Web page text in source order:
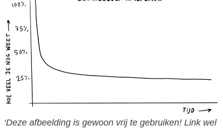
‘Deze afbeelding is gewoon vrij te gebruiken! Link wel